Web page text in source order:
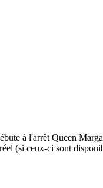
à l'arrêt Queen
(si ceux-ci sont